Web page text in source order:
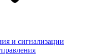
и сигнализации